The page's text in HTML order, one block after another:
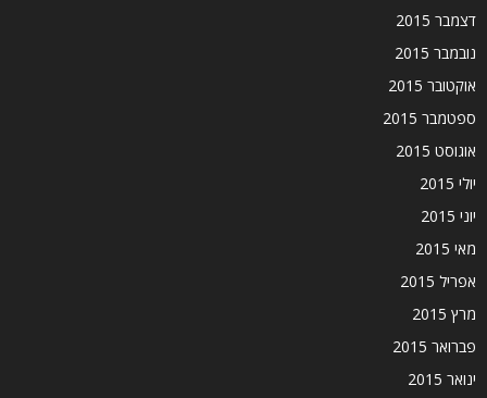
דצמבר 2015
נובמבר 2015
אוקטובר 2015
ספטמבר 2015
אוגוסט 2015
יולי 2015
יוני 2015
מאי 2015
אפריל 2015
מרץ 2015
פברואר 2015
ינואר 2015